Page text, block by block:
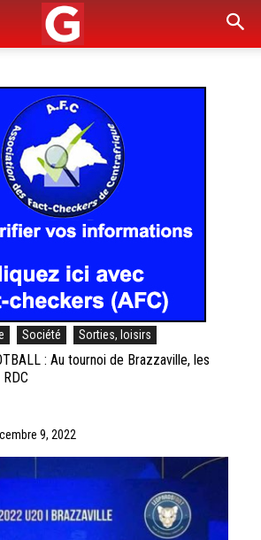
Société Sorties, loisirs
: Au tournoi de Brazzaville, les
9, 2022